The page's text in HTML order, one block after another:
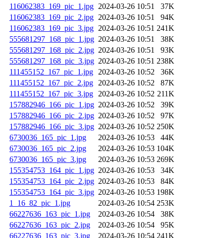
116062383_169_pic_1.jpg 2024-03-26 10:51
37K
116062383_169_pic_2.jpg 2024-03-26 10:51
94K
116062383_169_pic_3.jpg 2024-03-26 10:51 241K
555681297_168_pic_1.jpg 2024-03-26 10:51
38K
555681297_168_pic_2.jpg 2024-03-26 10:51
93K
555681297_168_pic_3.jpg 2024-03-26 10:51 238K
111455152_167_pic_1.jpg
2024-03-26 10:52
36K
111455152_167_pic_2.jpg
2024-03-26 10:52
87K
111455152_167_pic_3.jpg
2024-03-26 10:52 211K
157882946_166_pic_1.jpg 2024-03-26 10:52
39K
157882946_166_pic_2.jpg 2024-03-26 10:52
97K
157882946_166_pic_3.jpg 2024-03-26 10:52 250K
6730036_165_pic_1.jpg
2024-03-26 10:53
44K
6730036_165_pic_2.jpg
2024-03-26 10:53 104K
6730036_165_pic_3.jpg
2024-03-26 10:53 269K
155354753_164_pic_1.jpg 2024-03-26 10:53
34K
155354753_164_pic_2.jpg 2024-03-26 10:53
84K
155354753_164_pic_3.jpg 2024-03-26 10:53 198K
1_16_82_pic_1.jpg
2024-03-26 10:54 253K
66227636_163_pic_1.jpg
2024-03-26 10:54
38K
66227636_163_pic_2.jpg
2024-03-26 10:54
95K
66227636_163_pic_3.jpg
2024-03-26 10:54 241K